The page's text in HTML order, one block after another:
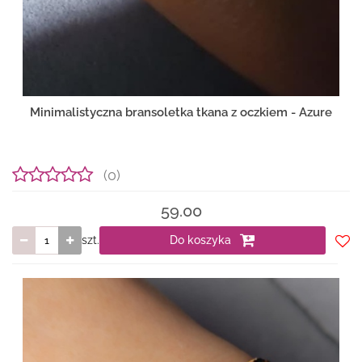
Minimalistyczna bransoletka tkana z oczkiem - Azure
(0)
59.00
szt. Do koszyka